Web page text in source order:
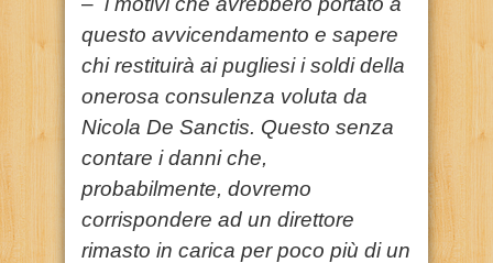
questo avvicendamento e sapere
chi restituirà ai pugliesi i soldi della
onerosa consulenza voluta da
Nicola De Sanctis. Questo senza
contare i danni che,
probabilmente, dovremo
corrispondere ad un direttore
rimasto in carica per poco più di un